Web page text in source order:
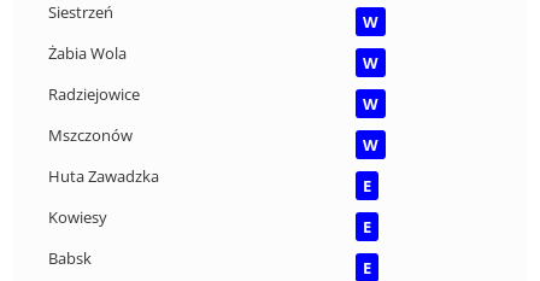
Siestrzeń
W
Żabia Wola
W
Radziejowice
W
Mszczonów
W
Huta Zawadzka
E
Kowiesy
E
Babsk
E